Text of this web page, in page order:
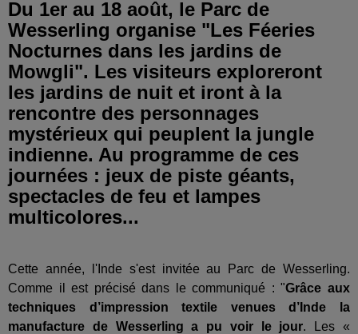
Du 1er au 18 août, le Parc de
Wesserling organise "Les Féeries
Nocturnes dans les jardins de
Mowgli". Les visiteurs exploreront
les jardins de nuit et iront à la
rencontre des personnages
mystérieux qui peuplent la jungle
indienne. Au programme de ces
journées : jeux de piste géants,
spectacles de feu et lampes
multicolores...
Cette année, l'Inde s'est invitée au Parc de Wesserling.
Comme il est précisé dans le communiqué : "Grâce aux
techniques d’impression textile venues d’Inde la
manufacture de Wesserling a pu voir le jour. Les «